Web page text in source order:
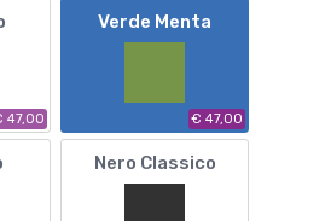
47,00
Verde Menta
€ 47,00
Nero Classico